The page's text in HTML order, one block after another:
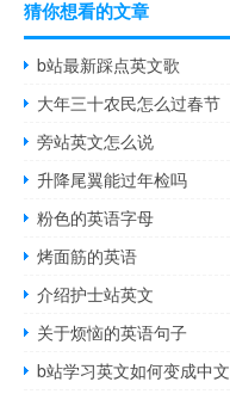
猜你想看的文章
b站最新踩点英文歌
大年三十农民怎么过春节
旁站英文怎么说
升降尾翼能过年检吗
粉色的英语字母
烤面筋的英语
介绍护士站英文
关于烦恼的英语句子
b站学习英文如何变成中文